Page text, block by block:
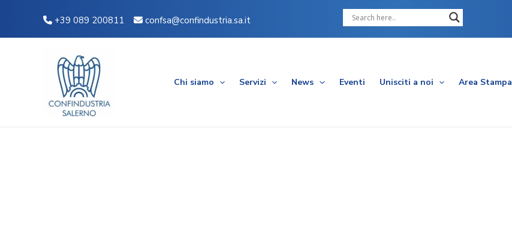
contenuto
+39 089 200811 confsa@confindustria.sa.it
Chi siamo Servizi News Eventi Unisciti a noi Area Stampa
articoli